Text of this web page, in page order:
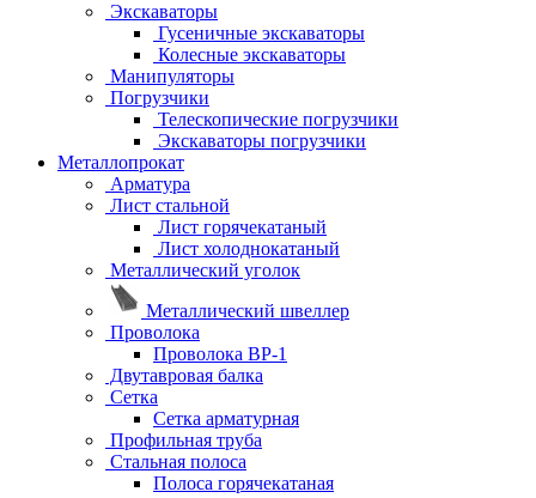
Экскаваторы
Гусеничные экскаваторы
Колесные экскаваторы
Манипуляторы
Погрузчики
Телескопические погрузчики
Экскаваторы погрузчики
Металлопрокат
Арматура
Лист стальной
Лист горячекатаный
Лист холоднокатаный
Металлический уголок
Металлический швеллер
Проволока
Проволока ВР-1
Двутавровая балка
Сетка
Сетка арматурная
Профильная труба
Стальная полоса
Полоса горячекатаная